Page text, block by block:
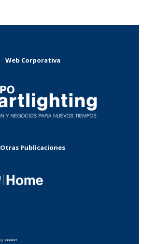
Web Corporativa
Otras Publicaciones